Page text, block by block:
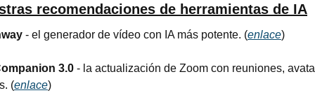
recomendaciones de herramientas de IA
- el generador de vídeo con IA más potente. (enlace)
3.0 - la actualización de Zoom con reuniones,
(enlace)